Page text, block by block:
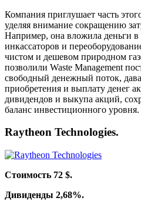
Компания приглушает часть
уделяя внимание сокращению
Например, она вложила деньги в
инкассаторов и
чистом и дешевом природном
позволили Waste Management
свободный денежный поток,
приобретения и выплату денег
дивидендов и выкупа акций,
баланс инвестиционного уровня.
Raytheon Technologies.
Стоимость 72 $.
Дивиденды 2,68%.